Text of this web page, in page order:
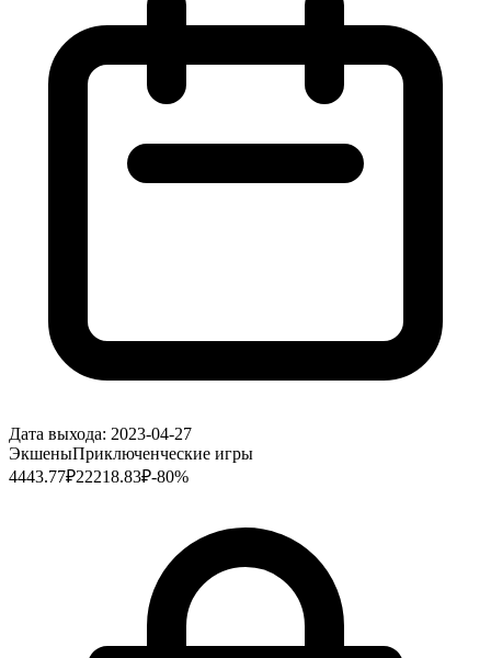
Дата выхода: 2023-04-27
ЭкшеныПриключенческие игры
4443.77₽22218.83₽-80%